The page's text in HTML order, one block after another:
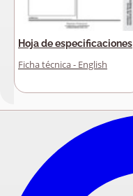
Hoja de especificaciones
Ficha técnica - English